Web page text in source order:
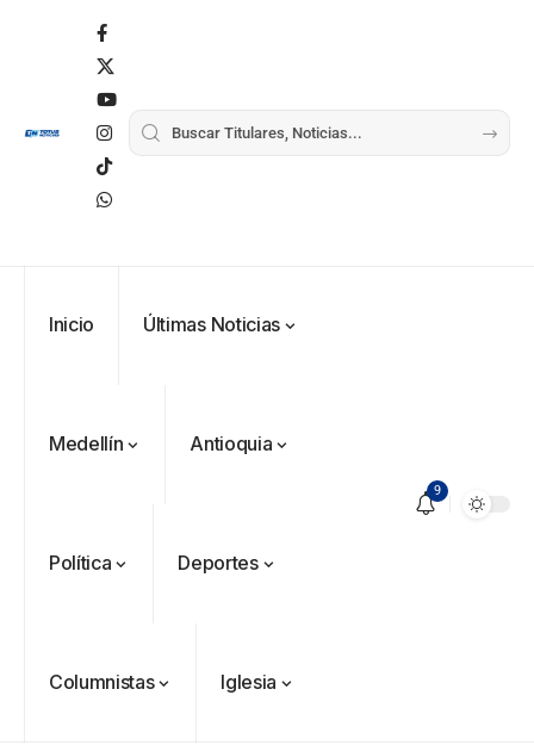
Inicio Últimas Noticias
Medellín Antioquia
Política Deportes
Columnistas Iglesia
9